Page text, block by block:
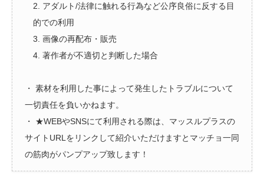
2. アダルト/法律に触れる行為など公序良俗に反する目
的での利用
3. 画像の再配布・販売
4. 著作者が不適切と判断した場合
・ 素材を利用した事によって発生したトラブルについて
一切責任を負いかねます。
・ ★WEBやSNSにて利用される際は、マッスルプラスの
サイトURLをリンクして紹介いただけますとマッチョ一同
の筋肉がパンプアップ致します！